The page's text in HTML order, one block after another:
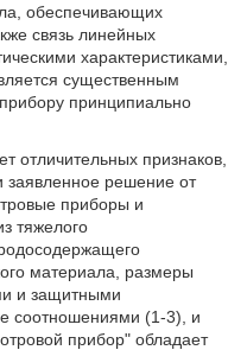
обеспечивающих
связь линейных
характеристиками,
существенным
принципиально
отличительных признаков,
решение от
приборы и
тяжелого
материала, размеры
и защитными
соотношениями (1-3), и
прибор" обладает